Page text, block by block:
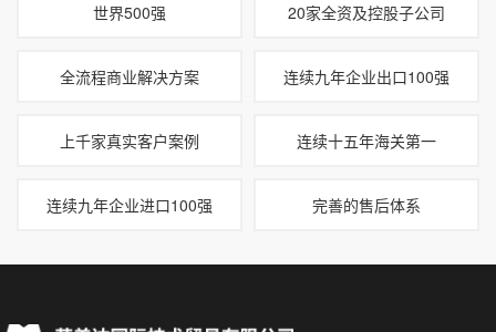
世界500强 20家全资及控股子公司
全流程商业解决方案 连续九年企业出口100强
上千家真实客户案例 连续十五年海关第一
连续九年企业进口100强 完善的售后体系